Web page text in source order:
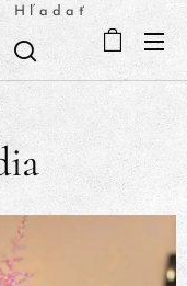
Hľadať